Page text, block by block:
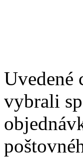
Uvedené
vybrali